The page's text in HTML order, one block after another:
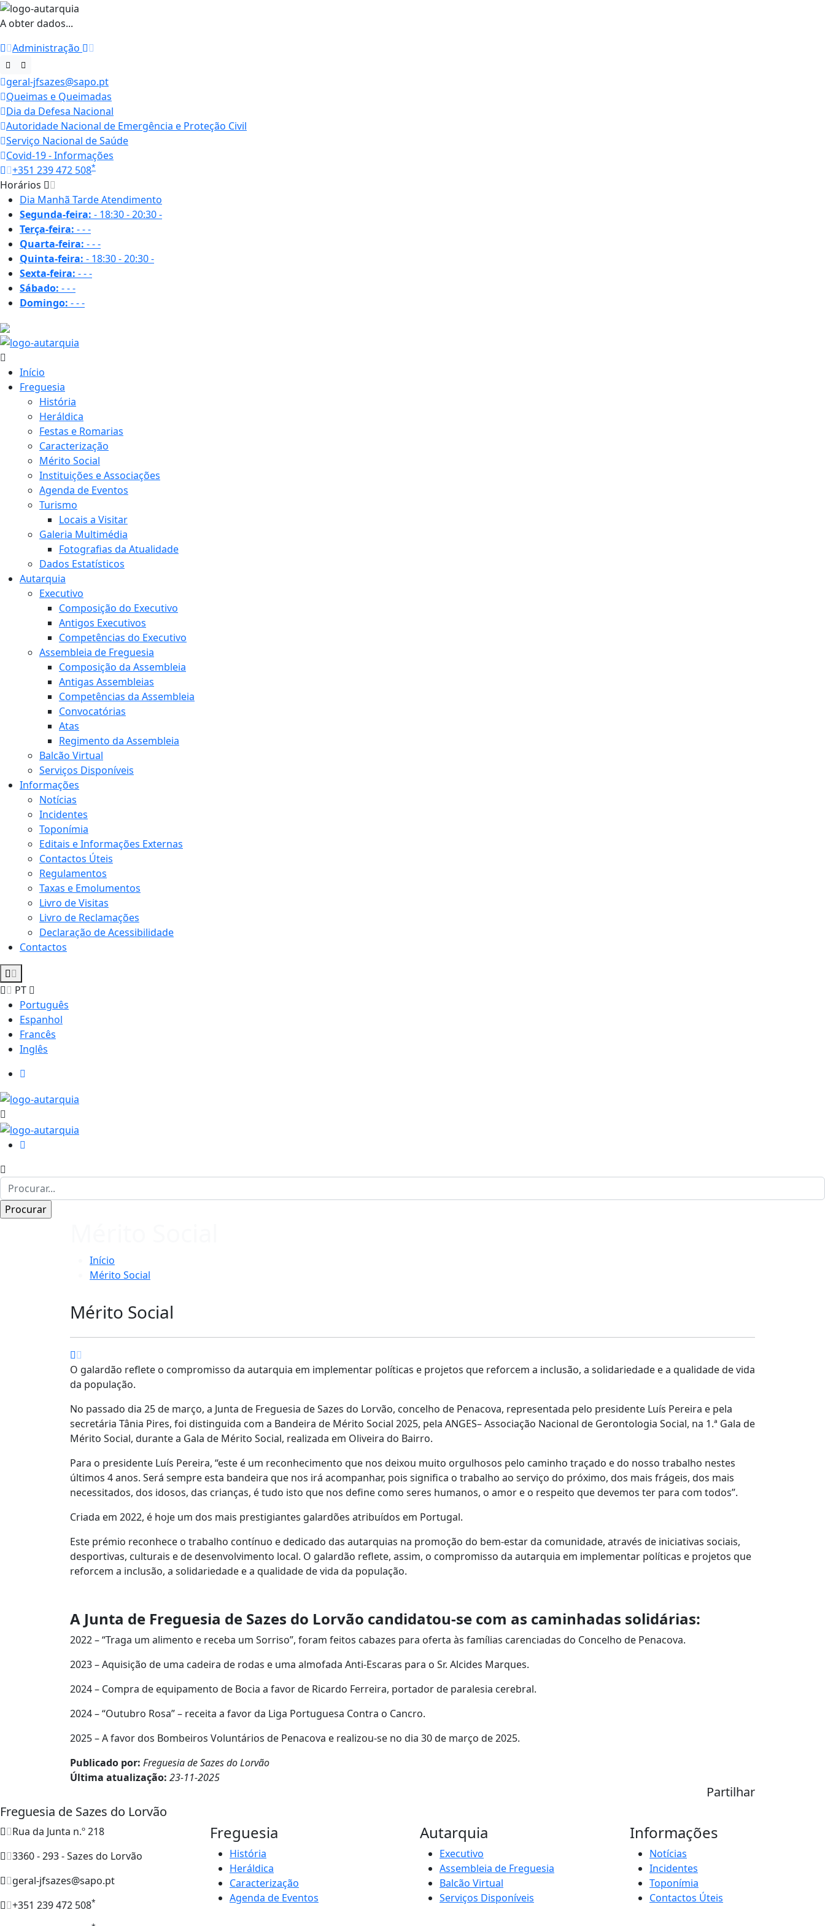
A obter dados...
Administração
geral-jfsazes@sapo.pt
Queimas e Queimadas
Dia da Defesa Nacional
Autoridade Nacional de Emergência e Proteção Civil
Serviço Nacional de Saúde
Covid-19 - Informações
+351 239 472 508*
Horários
Dia Manhã TardeAtendimento
Segunda-feira: - 18:30 - 20:30-
Terça-feira: ---
Quarta-feira: ---
Quinta-feira: - 18:30 - 20:30-
Sexta-feira: ---
Sábado: ---
Domingo: ---
Início
Freguesia
História
Heráldica
Festas e Romarias
Caracterização
Mérito Social
Instituições e Associações
Agenda de Eventos
Turismo
Locais a Visitar
Galeria Multimédia
Fotografias da Atualidade
Dados Estatísticos
Autarquia
Executivo
Composição do Executivo
Antigos Executivos
Competências do Executivo
Assembleia de Freguesia
Composição da Assembleia
Antigas Assembleias
Competências da Assembleia
Convocatórias
Atas
Regimento da Assembleia
Balcão Virtual
Serviços Disponíveis
Informações
Notícias
Incidentes
Toponímia
Editais e Informações Externas
Contactos Úteis
Regulamentos
Taxas e Emolumentos
Livro de Visitas
Livro de Reclamações
Declaração de Acessibilidade
Contactos
PT
Português
Espanhol
Francês
Inglês
Início
Mérito Social
Mérito Social
O galardão reflete o compromisso da autarquia em implementar políticas e projetos que reforcem a inclusão, a solidariedade e a qualidade de vida
da população.
No passado dia 25 de março, a Junta de Freguesia de Sazes do Lorvão, concelho de Penacova, representada pelo presidente Luís Pereira e pela
secretária Tânia Pires, foi distinguida com a Bandeira de Mérito Social 2025, pela ANGES– Associação Nacional de Gerontologia Social, na 1.ª Gala de
Mérito Social, durante a Gala de Mérito Social, realizada em Oliveira do Bairro.
Para o presidente Luís Pereira, “este é um reconhecimento que nos deixou muito orgulhosos pelo caminho traçado e do nosso trabalho nestes
últimos 4 anos. Será sempre esta bandeira que nos irá acompanhar, pois significa o trabalho ao serviço do próximo, dos mais frágeis, dos mais
necessitados, dos idosos, das crianças, é tudo isto que nos define como seres humanos, o amor e o respeito que devemos ter para com todos”.
Criada em 2022, é hoje um dos mais prestigiantes galardões atribuídos em Portugal.
Este prémio reconhece o trabalho contínuo e dedicado das autarquias na promoção do bem-estar da comunidade, através de iniciativas sociais,
desportivas, culturais e de desenvolvimento local. O galardão reflete, assim, o compromisso da autarquia em implementar políticas e projetos que
reforcem a inclusão, a solidariedade e a qualidade de vida da população.
A Junta de Freguesia de Sazes do Lorvão candidatou-se com as caminhadas solidárias:
2022 – “Traga um alimento e receba um Sorriso”, foram feitos cabazes para oferta às famílias carenciadas do Concelho de Penacova.
2023 – Aquisição de uma cadeira de rodas e uma almofada Anti-Escaras para o Sr. Alcides Marques.
2024 – Compra de equipamento de Bocia a favor de Ricardo Ferreira, portador de paralesia cerebral.
2024 – “Outubro Rosa” – receita a favor da Liga Portuguesa Contra o Cancro.
2025 – A favor dos Bombeiros Voluntários de Penacova e realizou-se no dia 30 de março de 2025.
Publicado por: Freguesia de Sazes do Lorvão
Última atualização: 23-11-2025
Partilhar
Freguesia de Sazes do Lorvão
Rua da Junta n.º 218
3360 - 293 - Sazes do Lorvão
geral-jfsazes@sapo.pt
+351 239 472 508*
Freguesia
História
Heráldica
Caracterização
Agenda de Eventos
Autarquia
Executivo
Assembleia de Freguesia
Balcão Virtual
Serviços Disponíveis
Informações
Notícias
Incidentes
Toponímia
Contactos Úteis